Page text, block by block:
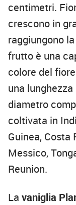
centimetri.
crescono in
raggiungono
frutto è una
colore del
una
diametro
coltivata in
Guinea, Costa
Messico,
Reunion.
La vaniglia